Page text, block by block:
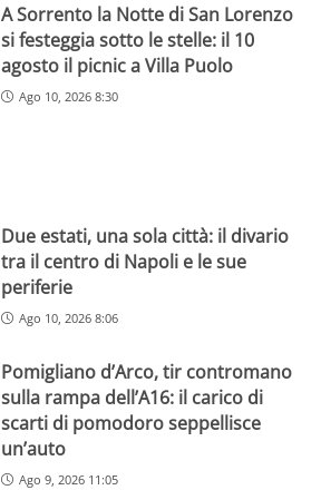
A Sorrento la Notte di San Lorenzo
si festeggia sotto le stelle: il 10
agosto il picnic a Villa Puolo
Ago 10, 2026 8:30
Due estati, una sola città: il divario
tra il centro di Napoli e le sue
periferie
Ago 10, 2026 8:06
Pomigliano d’Arco, tir contromano
sulla rampa dell’A16: il carico di
scarti di pomodoro seppellisce
un’auto
Ago 9, 2026 11:05